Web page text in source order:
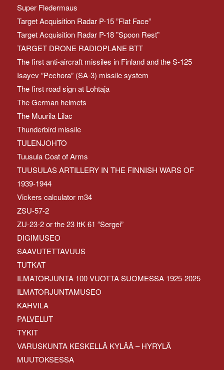
Super Fledermaus
Target Acquisition Radar P-15 ”Flat Face”
Target Acquisition Radar P-18 ”Spoon Rest”
TARGET DRONE RADIOPLANE BTT
The first anti-aircraft missiles in Finland and the S-125
Isayev ”Pechora” (SA-3) missile system
The first road sign at Lohtaja
The German helmets
The Muurila Lilac
Thunderbird missile
TULENJOHTO
Tuusula Coat of Arms
TUUSULAS ARTILLERY IN THE FINNISH WARS OF
1939-1944
Vickers calculator m34
ZSU-57-2
ZU-23-2 or the 23 ItK 61 ”Sergei”
DIGIMUSEO
SAAVUTETTAVUUS
TUTKAT
ILMATORJUNTA 100 VUOTTA SUOMESSA 1925-2025
ILMATORJUNTAMUSEO
KAHVILA
PALVELUT
TYKIT
VARUSKUNTA KESKELLÄ KYLÄÄ – HYRYLÄ
MUUTOKSESSA